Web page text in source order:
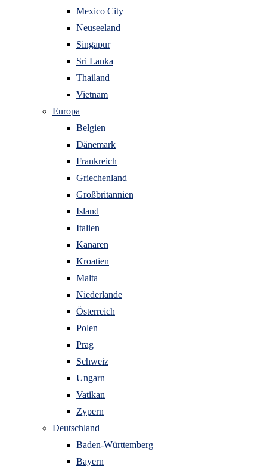
Mexico City
Neuseeland
Singapur
Sri Lanka
Thailand
Vietnam
Europa
Belgien
Dänemark
Frankreich
Griechenland
Großbritannien
Island
Italien
Kanaren
Kroatien
Malta
Niederlande
Österreich
Polen
Prag
Schweiz
Ungarn
Vatikan
Zypern
Deutschland
Baden-Württemberg
Bayern